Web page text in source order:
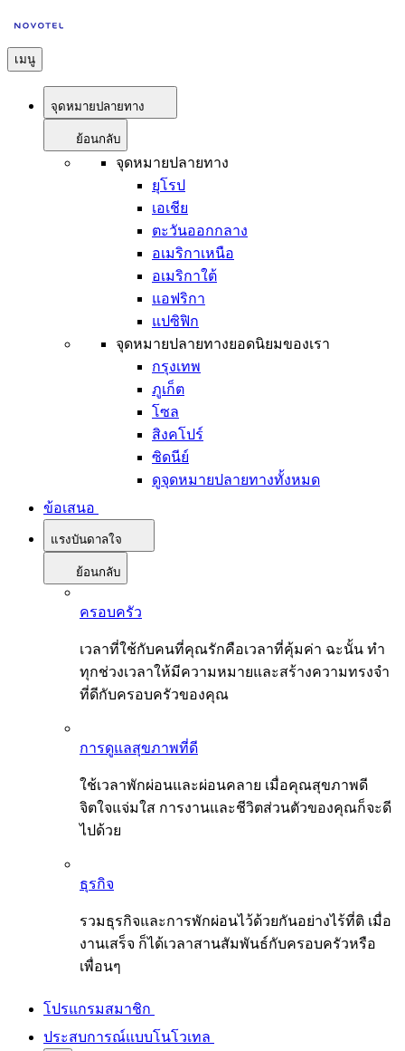
เมนู
จุดหมายปลายทาง
ย้อนกลับ
จุดหมายปลายทาง
ยุโรป
เอเชีย
ตะวันออกกลาง
อเมริกาเหนือ
อเมริกาใต้
แอฟริกา
แปซิฟิก
จุดหมายปลายทางยอดนิยมของเรา
กรุงเทพ
ภูเก็ต
โซล
สิงคโปร์
ซิดนีย์
ดูจุดหมายปลายทางทั้งหมด
ข้อเสนอ
แรงบันดาลใจ
ย้อนกลับ
ครอบครัว
เวลาที่ใช้กับคนที่คุณรักคือเวลาที่คุ้มค่า ฉะนั้น ทำ
ทุกช่วงเวลาให้มีความหมายและสร้างความทรงจำ
ที่ดีกับครอบครัวของคุณ
การดูแลสุขภาพที่ดี
ใช้เวลาพักผ่อนและผ่อนคลาย เมื่อคุณสุขภาพดี
จิตใจแจ่มใส การงานและชีวิตส่วนตัวของคุณก็จะดี
ไปด้วย
ธุรกิจ
รวมธุรกิจและการพักผ่อนไว้ด้วยกันอย่างไร้ที่ติ เมื่อ
งานเสร็จ ก็ได้เวลาสานสัมพันธ์กับครอบครัวหรือ
เพื่อนๆ
โปรแกรมสมาชิก
ประสบการณ์แบบโนโวเทล